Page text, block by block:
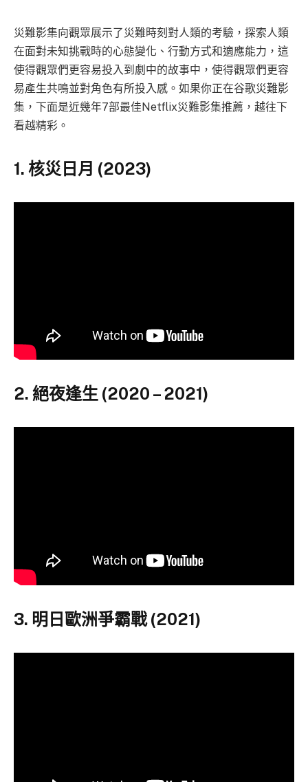
災難影集向觀眾展示了災難時刻對人類的考驗，探索人類
在面對未知挑戰時的心態變化、行動方式和適應能力，這
使得觀眾們更容易投入到劇中的故事中，使得觀眾們更容
易產生共鳴並對角色有所投入感。如果你正在谷歌災難影
集，下面是近幾年7部最佳Netflix災難影集推薦，越往下
看越精彩。
1. 核災日月 (2023)
2. 絕夜逢生 (2020 – 2021)
3. 明日歐洲爭霸戰 (2021)